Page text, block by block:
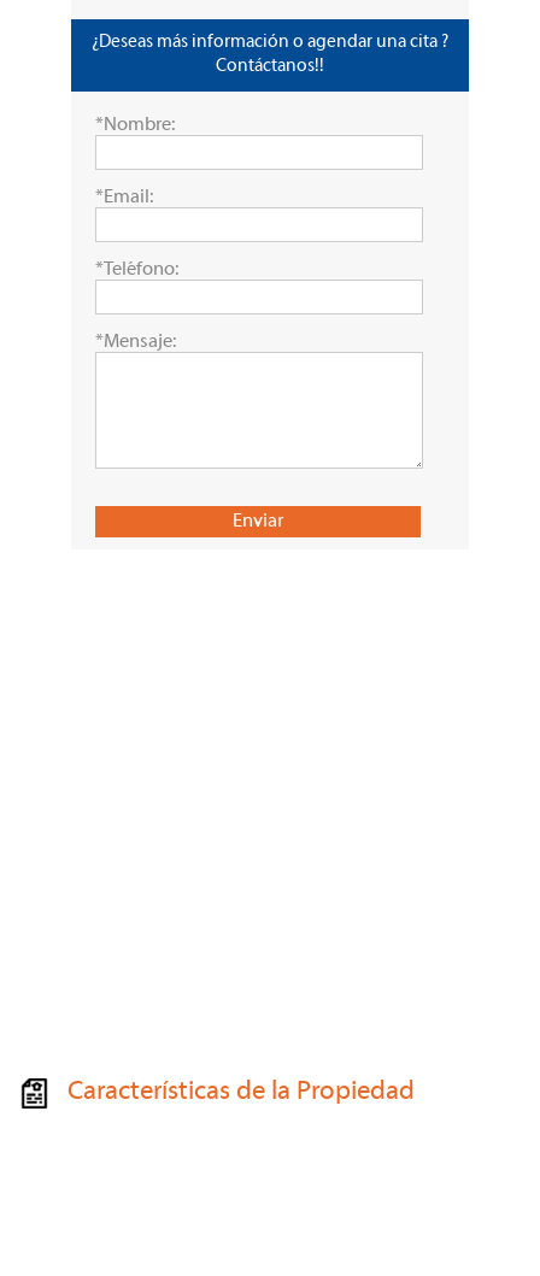
¿Deseas más información o agendar una cita ?
Contáctanos!!
*Nombre:
*Email:
*Teléfono:
*Mensaje:
Características de la Propiedad